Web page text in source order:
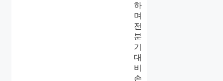
하
며
전
분
기
대
비
손